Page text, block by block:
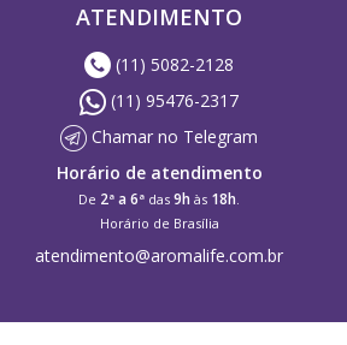
ATENDIMENTO
(11) 5082-2128
(11) 95476-2317
Chamar no Telegram
Horário de atendimento
De 2ª a 6ª das9h às 18h
Horário de Brasília
atendimento@aromalife.com.br